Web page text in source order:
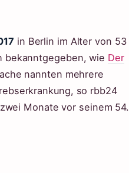
in Berlin im Alter von 53
bekanntgegeben, wie Der
nannten mehrere
so rbb24
Monate vor seinem 54.